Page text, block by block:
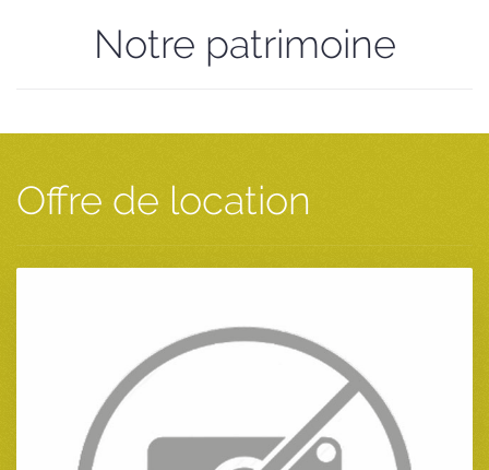
Notre patrimoine
Offre de location